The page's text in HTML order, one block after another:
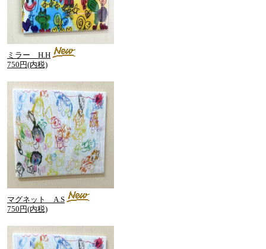
ミラー H.H
750円(内税)
マグネット A.S
750円(内税)